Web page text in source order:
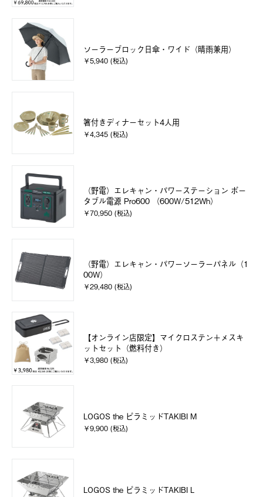
ソーラーブロック日傘・ワイド（晴雨兼用）
￥5,940 (税込)
箸付きディナーセット4人用
￥4,345 (税込)
（野電）エレキャン・パワーステーション ポー
タブル電源 Pro600 （600W/512Wh）
￥70,950 (税込)
（野電）エレキャン・パワーソーラーパネル（1
00W）
￥29,480 (税込)
【オンライン店限定】マイクロステン＋メスキ
ットセット（燃料付き）
￥3,980 (税込)
LOGOS the ピラミッドTAKIBI M
￥9,900 (税込)
LOGOS the ピラミッドTAKIBI L